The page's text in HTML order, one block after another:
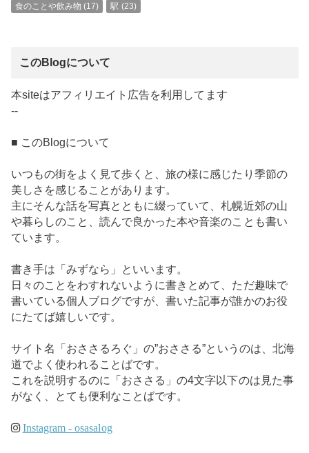
食のことや飲み物 (17) 駅 (23)
このBlogについて
本siteはアフィリエイト広告を利用してます
--
■ このBlogについて
いつもの街をよく見て歩くと、旅の様に感じたり季節の
美しさを感じることがあります。
主にそんな話を写真とともに綴っていて、札幌近郊の山
や暮らしのこと、読んで良かった本や音楽のことも書い
ています。
書き手は「みずなら」といいます。
日々のことをわすれないように書きとめて、ただ趣味で
書いている個人ブログですが、書いた記事が誰かのお役
にたてば嬉しいです。
サイト名「おささるろぐ」の”おささる”というのは、北海
道でよく使われることばです。
これを説明するのに「おささる」の4文字以下のは見た事
がなく、とても便利なことばです。
Instagram - osasalog